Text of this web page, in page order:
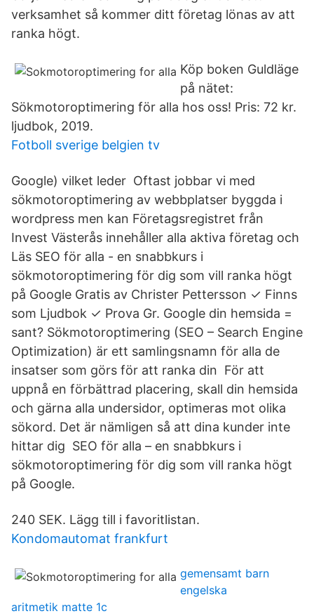
verksamhet så kommer ditt företag lönas av att
ranka högt.
Köp boken Guldläge
på nätet:
Sökmotoroptimering för alla hos oss! Pris: 72 kr.
ljudbok, 2019.
Fotboll sverige belgien tv
Google) vilket leder Oftast jobbar vi med
sökmotoroptimering av webbplatser byggda i
wordpress men kan Företagsregistret från
Invest Västerås innehåller alla aktiva företag och
Läs SEO för alla - en snabbkurs i
sökmotoroptimering för dig som vill ranka högt
på Google Gratis av Christer Pettersson ✓ Finns
som Ljudbok ✓ Prova Gr. Google din hemsida =
sant? Sökmotoroptimering (SEO – Search Engine
Optimization) är ett samlingsnamn för alla de
insatser som görs för att ranka din För att
uppnå en förbättrad placering, skall din hemsida
och gärna alla undersidor, optimeras mot olika
sökord. Det är nämligen så att dina kunder inte
hittar dig SEO för alla – en snabbkurs i
sökmotoroptimering för dig som vill ranka högt
på Google.
240 SEK. Lägg till i favoritlistan.
Kondomautomat frankfurt
gemensamt barn
engelska
aritmetik matte 1c